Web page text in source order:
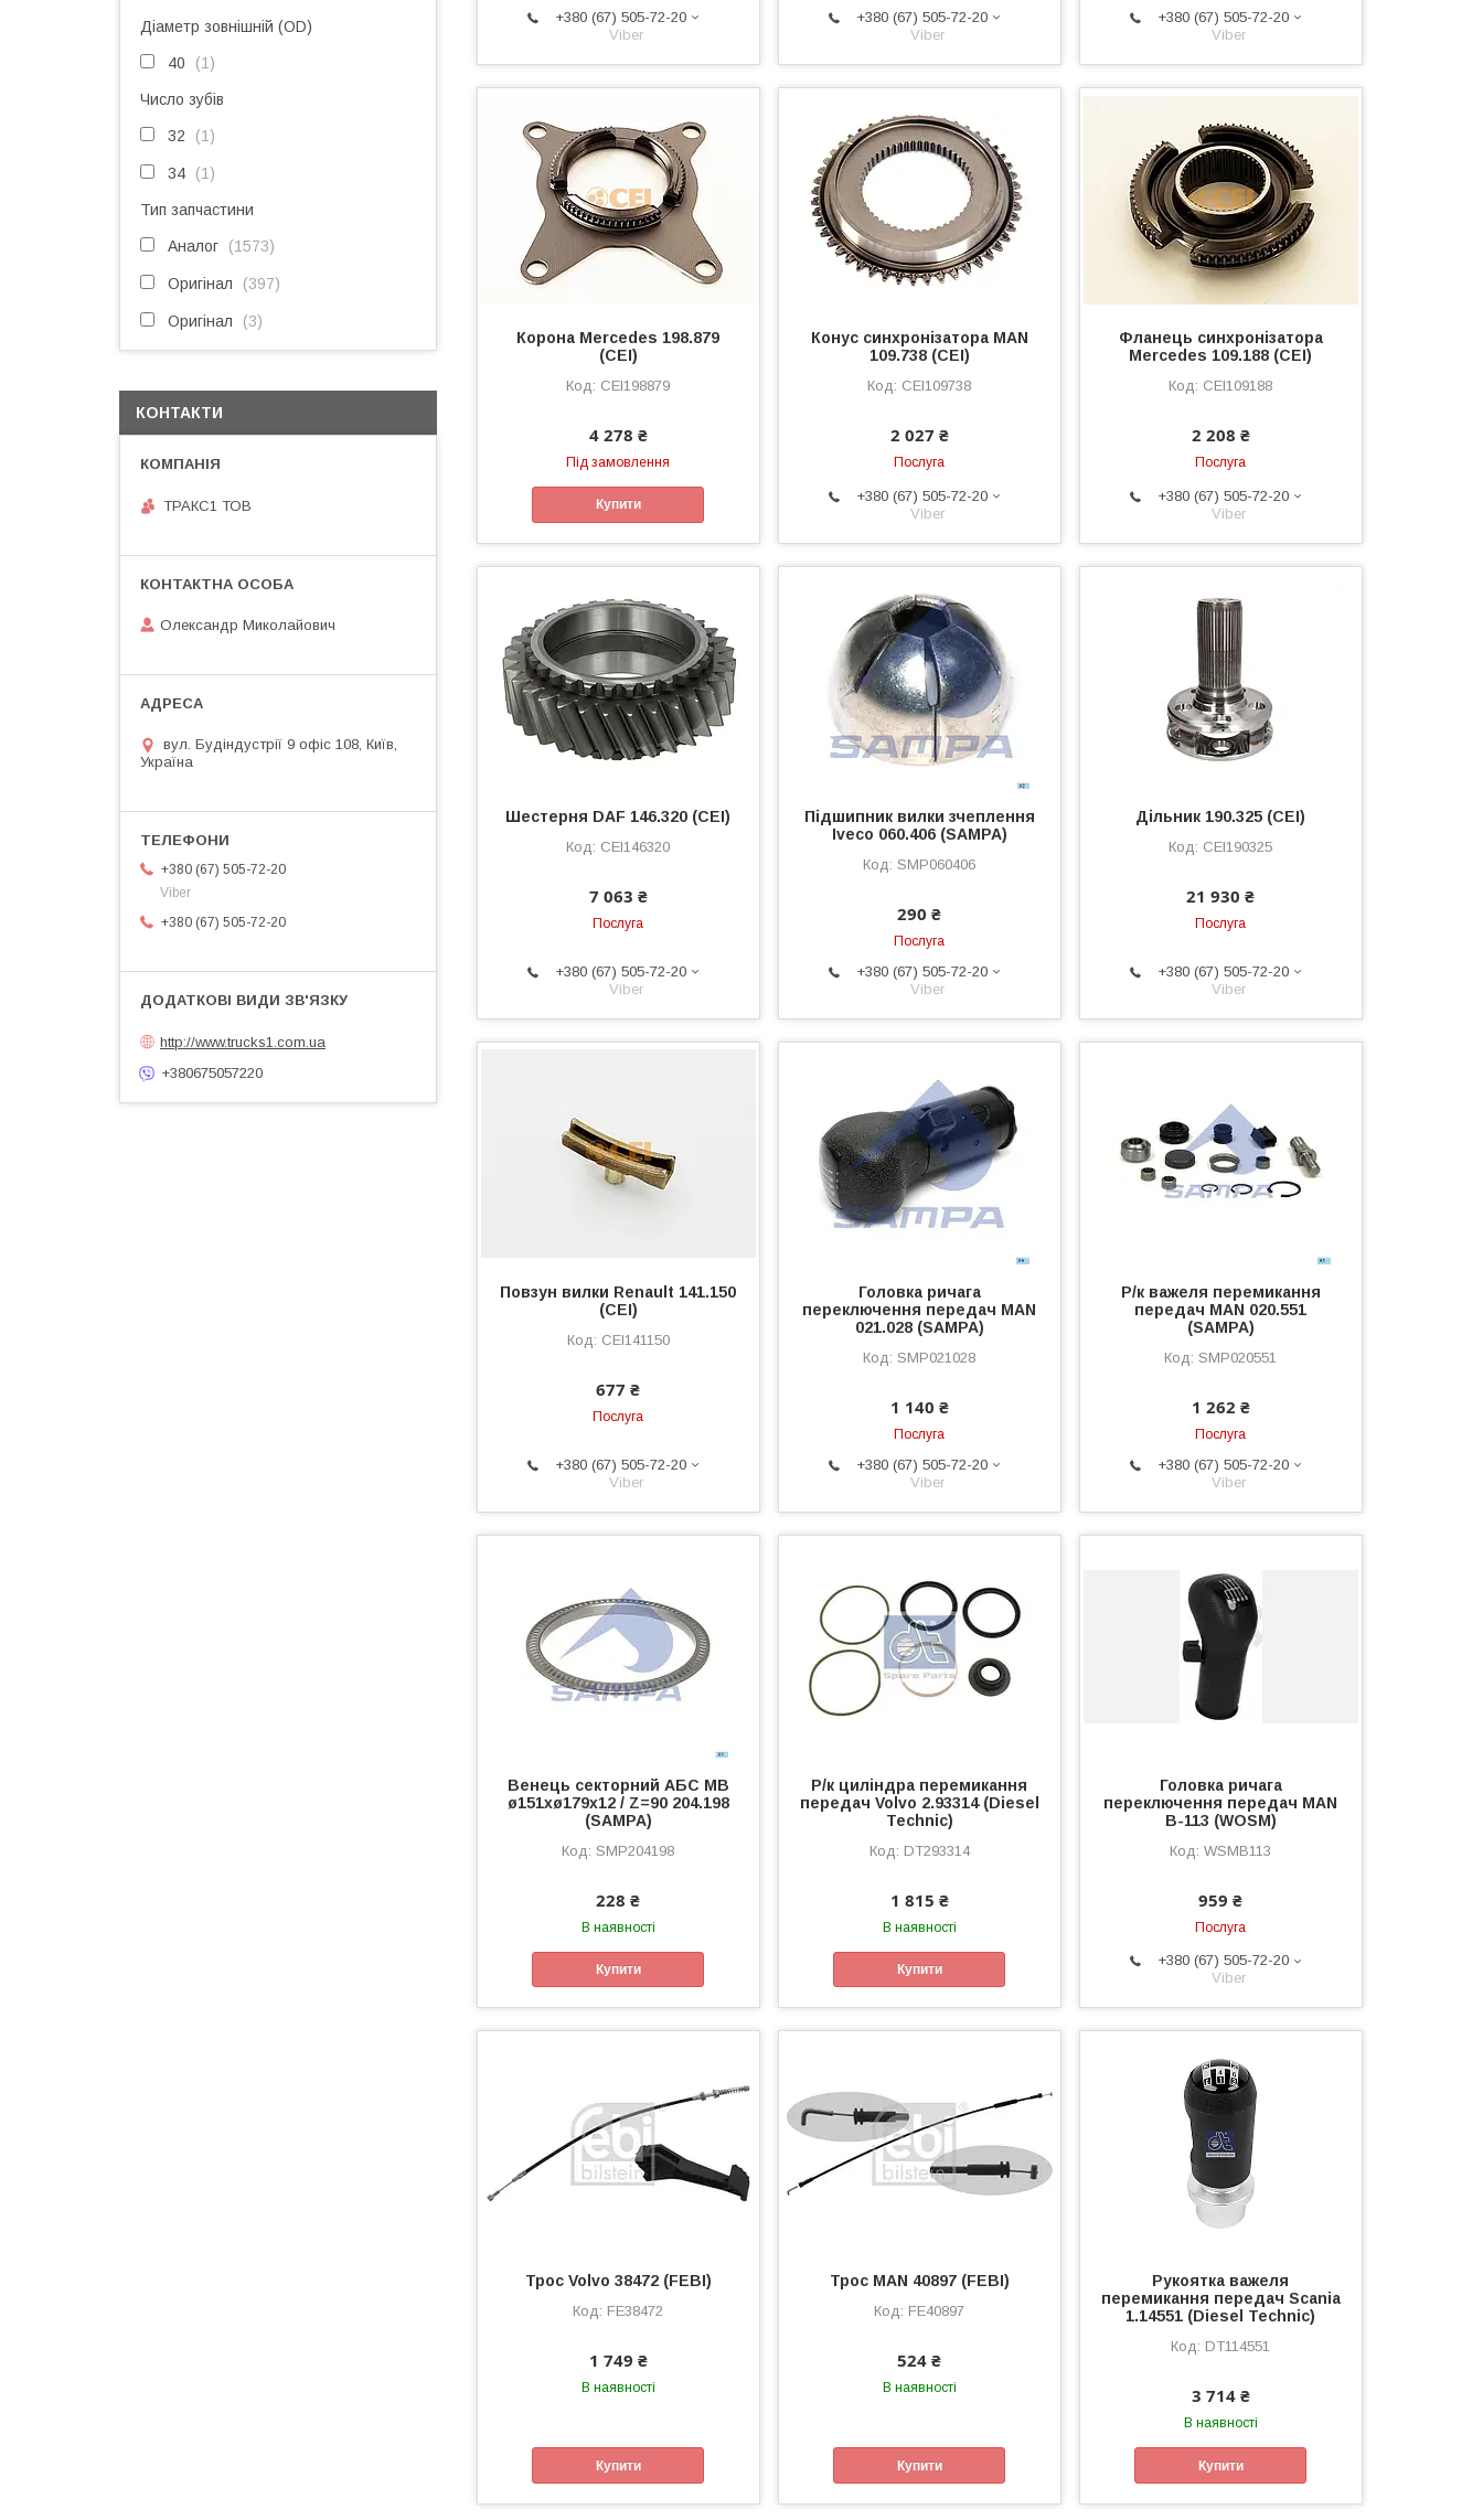
+380 (67) 505-72-20
Viber
+380 (67) 505-72-20
Viber
+380 (67) 505-72-20
Viber
Корона Mercedes 198.879
(CEI)
CEI198879
4 278 ₴
Під замовлення
Купити
Конус синхронізатора MAN
109.738 (CEI)
CEI109738
2 027 ₴
Послуга
+380 (67) 505-72-20
Viber
Фланець синхронізатора
Mercedes 109.188 (CEI)
CEI109188
2 208 ₴
Послуга
+380 (67) 505-72-20
Viber
Шестерня DAF 146.320 (CEI)
CEI146320
7 063 ₴
Послуга
+380 (67) 505-72-20
Viber
Підшипник вилки зчеплення
Iveco 060.406 (SAMPA)
SMP060406
290 ₴
Послуга
+380 (67) 505-72-20
Viber
Дільник 190.325 (CEI)
CEI190325
21 930 ₴
Послуга
+380 (67) 505-72-20
Viber
Повзун вилки Renault 141.150
(CEI)
CEI141150
677 ₴
Послуга
+380 (67) 505-72-20
Viber
Головка ричага
переключення передач MAN
021.028 (SAMPA)
SMP021028
1 140 ₴
Послуга
+380 (67) 505-72-20
Viber
Р/к важеля перемикання
передач MAN 020.551
(SAMPA)
SMP020551
1 262 ₴
Послуга
+380 (67) 505-72-20
Viber
Венець секторний АБС MB
ø151xø179x12 / Z=90 204.198
(SAMPA)
SMP204198
228 ₴
В наявності
Купити
Р/к циліндра перемикання
передач Volvo 2.93314 (Diesel
Technic)
DT293314
1 815 ₴
В наявності
Купити
Головка ричага
переключення передач MAN
B-113 (WOSM)
WSMB113
959 ₴
Послуга
+380 (67) 505-72-20
Viber
Трос Volvo 38472 (FEBI)
FE38472
1 749 ₴
В наявності
Купити
Трос MAN 40897 (FEBI)
FE40897
524 ₴
В наявності
Купити
Рукоятка важеля
перемикання передач Scania
1.14551 (Diesel Technic)
DT114551
3 714 ₴
В наявності
Купити
Діаметр зовнішній (OD)
40 1
Число зубів
32 1
34 1
Тип запчастини
Аналог 1573
Оригінал 397
Оригінал 3
КОНТАКТИ
ТРАКС1 ТОВ
Олександр Миколайович
вул. Будіндустрії 9 офіс 108, Київ,
Україна
+380 (67) 505-72-20
Viber
+380 (67) 505-72-20
http://www.trucks1.com.ua
+380675057220